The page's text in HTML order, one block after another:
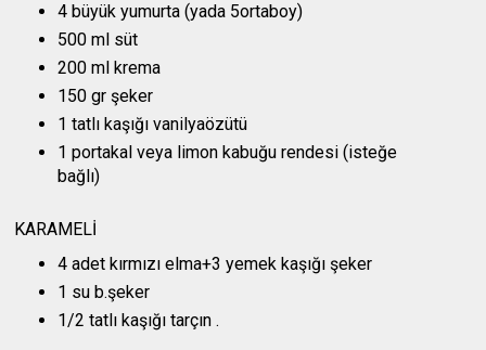
4 büyük yumurta (yada 5ortaboy)
500 ml süt
200 ml krema
150 gr şeker
1 tatlı kaşığı vanilyaözütü
1 portakal veya limon kabuğu rendesi (isteğe
bağlı)
KARAMELİ
4 adet kırmızı elma+3 yemek kaşığı şeker
1 su b.şeker
1/2 tatlı kaşığı tarçın .